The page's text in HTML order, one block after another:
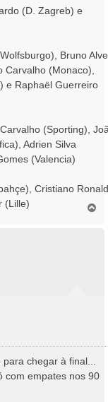
(D. Zagreb) e
Bruno
(Monaco),
e Raphaël Guerreiro
(Sporting),
Adrien Silva
(Valencia)
Cristiano
(Lille)
chegar à final...
com empates nos 90